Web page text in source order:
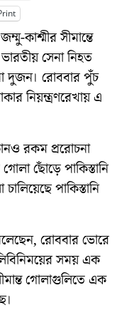
কাশ্মীর সীমান্তে
ভারতীয় সেনা নিহত
দুজন। রোববার পুঁচ
নিয়ন্ত্রণরেখায় এ
রকম প্ররোচনা
গোলা ছোঁড়ে পাকিস্তানি
পাকিস্তানি
রোববার ভোরে
সময় এক
গোলাগুলিতে এক